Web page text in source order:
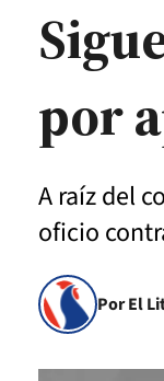
por
A raíz del
oficio
Por El